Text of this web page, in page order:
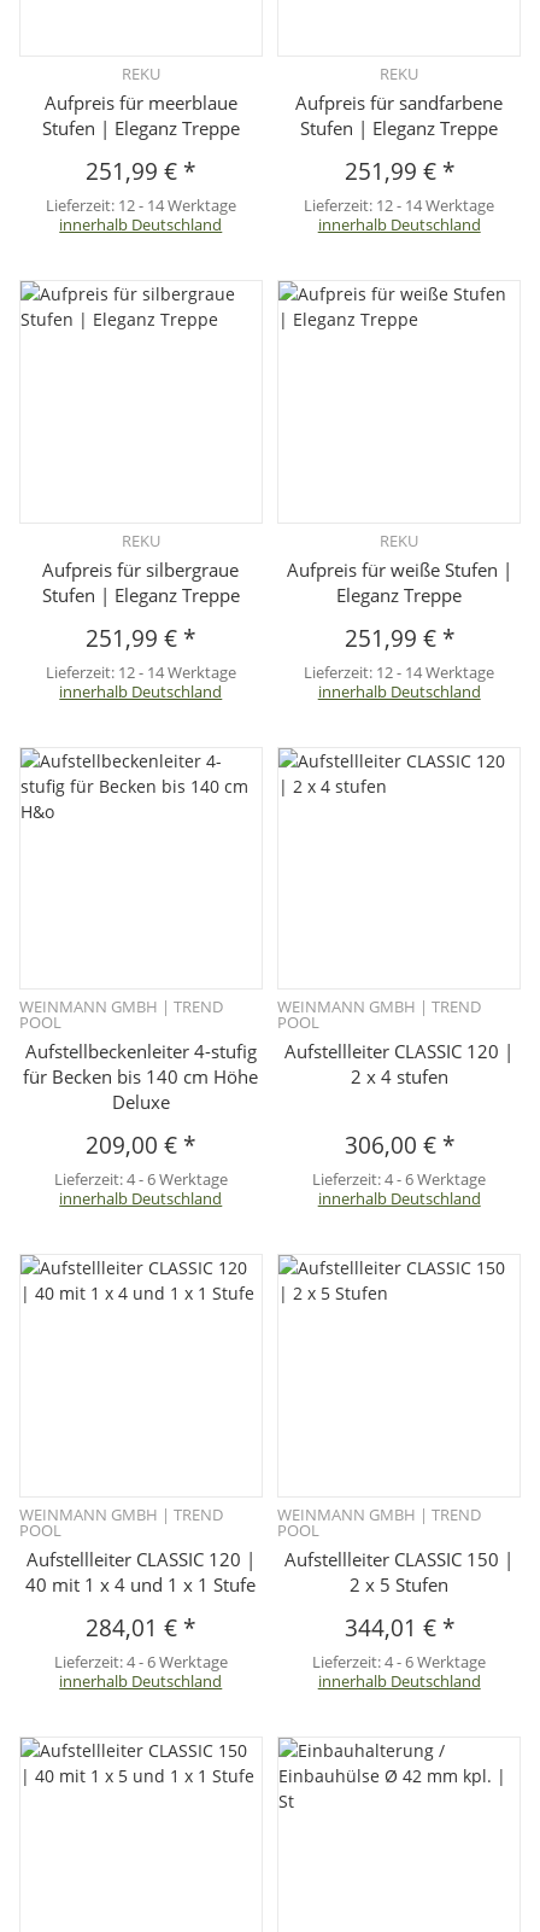
REKU
Aufpreis für meerblaue
Stufen | Eleganz Treppe
251,99 € *
Lieferzeit: 12 - 14 Werktage
innerhalb Deutschland
REKU
Aufpreis für sandfarbene
Stufen | Eleganz Treppe
251,99 € *
Lieferzeit: 12 - 14 Werktage
innerhalb Deutschland
REKU
Aufpreis für silbergraue
Stufen | Eleganz Treppe
251,99 € *
Lieferzeit: 12 - 14 Werktage
innerhalb Deutschland
REKU
Aufpreis für weiße Stufen |
Eleganz Treppe
251,99 € *
Lieferzeit: 12 - 14 Werktage
innerhalb Deutschland
WEINMANN GMBH | TREND
POOL
Aufstellbeckenleiter 4-stufig
für Becken bis 140 cm Höhe
Deluxe
209,00 € *
Lieferzeit:4 - 6 Werktage
innerhalb Deutschland
WEINMANN GMBH | TREND
POOL
Aufstellleiter CLASSIC 120 |
2 x 4 stufen
306,00 € *
Lieferzeit:4 - 6 Werktage
innerhalb Deutschland
WEINMANN GMBH | TREND
POOL
Aufstellleiter CLASSIC 120 |
40 mit 1 x 4 und 1 x 1 Stufe
284,01 € *
Lieferzeit:4 - 6 Werktage
innerhalb Deutschland
WEINMANN GMBH | TREND
POOL
Aufstellleiter CLASSIC 150 |
2 x 5 Stufen
344,01 € *
Lieferzeit:4 - 6 Werktage
innerhalb Deutschland